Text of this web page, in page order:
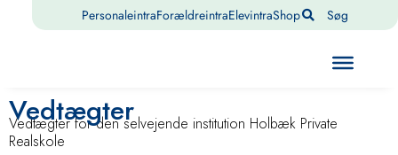
PersonaleintraForældreintraElevintraShop Søg
Vedtægter
Vedtægter for den selvejende institution Holbæk Private
Realskole